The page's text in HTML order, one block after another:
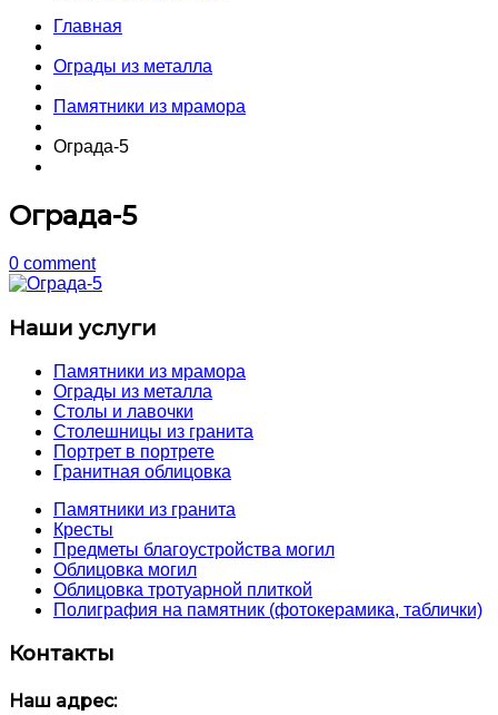
Главная
Ограды из металла
Памятники из мрамора
Ограда-5
Ограда-5
0 comment
Наши услуги
Памятники из мрамора
Ограды из металла
Столы и лавочки
Столешницы из гранита
Портрет в портрете
Гранитная облицовка
Памятники из гранита
Кресты
Предметы благоустройства могил
Облицовка могил
Облицовка тротуарной плиткой
Полиграфия на памятник (фотокерамика, таблички)
Контакты
Наш адрес: